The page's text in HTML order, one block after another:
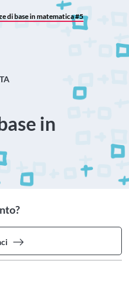
di base in matematica #5
in